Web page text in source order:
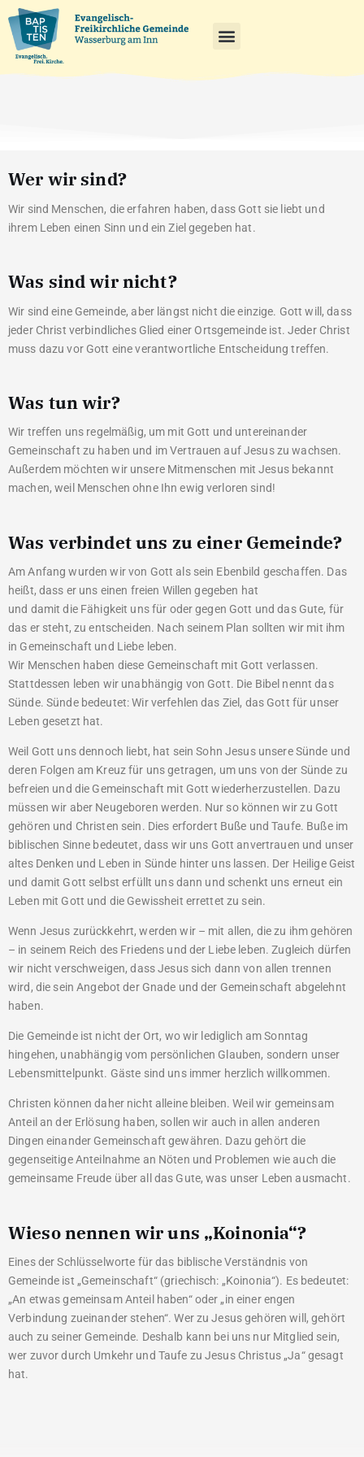
Wer wir sind?
Wir sind Menschen, die erfahren haben, dass Gott sie liebt und
ihrem Leben einen Sinn und ein Ziel gegeben hat.
Was sind wir nicht?
Wir sind eine Gemeinde, aber längst nicht die einzige. Gott will, dass
jeder Christ verbindliches Glied einer Ortsgemeinde ist. Jeder Christ
muss dazu vor Gott eine verantwortliche Entscheidung treffen.
Was tun wir?
Wir treffen uns regelmäßig, um mit Gott und untereinander
Gemeinschaft zu haben und im Vertrauen auf Jesus zu wachsen.
Außerdem möchten wir unsere Mitmenschen mit Jesus bekannt
machen, weil Menschen ohne Ihn ewig verloren sind!
Was verbindet uns zu einer Gemeinde?
Am Anfang wurden wir von Gott als sein Ebenbild geschaffen. Das
heißt, dass er uns einen freien Willen gegeben hat
und damit die Fähigkeit uns für oder gegen Gott und das Gute, für
das er steht, zu entscheiden. Nach seinem Plan sollten wir mit ihm
in Gemeinschaft und Liebe leben.
Wir Menschen haben diese Gemeinschaft mit Gott verlassen.
Stattdessen leben wir unabhängig von Gott. Die Bibel nennt das
Sünde. Sünde bedeutet: Wir verfehlen das Ziel, das Gott für unser
Leben gesetzt hat.
Weil Gott uns dennoch liebt, hat sein Sohn Jesus unsere Sünde und
deren Folgen am Kreuz für uns getragen, um uns von der Sünde zu
befreien und die Gemeinschaft mit Gott wiederherzustellen. Dazu
müssen wir aber Neugeboren werden. Nur so können wir zu Gott
gehören und Christen sein. Dies erfordert Buße und Taufe. Buße im
biblischen Sinne bedeutet, dass wir uns Gott anvertrauen und unser
altes Denken und Leben in Sünde hinter uns lassen. Der Heilige Geist
und damit Gott selbst erfüllt uns dann und schenkt uns erneut ein
Leben mit Gott und die Gewissheit errettet zu sein.
Wenn Jesus zurückkehrt, werden wir – mit allen, die zu ihm gehören
– in seinem Reich des Friedens und der Liebe leben. Zugleich dürfen
wir nicht verschweigen, dass Jesus sich dann von allen trennen
wird, die sein Angebot der Gnade und der Gemeinschaft abgelehnt
haben.
Die Gemeinde ist nicht der Ort, wo wir lediglich am Sonntag
hingehen, unabhängig vom persönlichen Glauben, sondern unser
Lebensmittelpunkt. Gäste sind uns immer herzlich willkommen.
Christen können daher nicht alleine bleiben. Weil wir gemeinsam
Anteil an der Erlösung haben, sollen wir auch in allen anderen
Dingen einander Gemeinschaft gewähren. Dazu gehört die
gegenseitige Anteilnahme an Nöten und Problemen wie auch die
gemeinsame Freude über all das Gute, was unser Leben ausmacht.
Wieso nennen wir uns „Koinonia“?
Eines der Schlüsselworte für das biblische Verständnis von
Gemeinde ist „Gemeinschaft“ (griechisch: „Koinonia“). Es bedeutet:
„An etwas gemeinsam Anteil haben“ oder „in einer engen
Verbindung zueinander stehen“. Wer zu Jesus gehören will, gehört
auch zu seiner Gemeinde. Deshalb kann bei uns nur Mitglied sein,
wer zuvor durch Umkehr und Taufe zu Jesus Christus „Ja“ gesagt
hat.